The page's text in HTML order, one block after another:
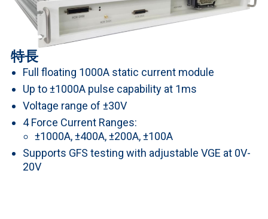
特長
Full floating 1000A static current module
Up to ±1000A pulse capability at 1ms
Voltage range of ±30V
4 Force Current Ranges:
±1000A, ±400A, ±200A, ±100A
Supports GFS testing with adjustable VGE at 0V-
20V